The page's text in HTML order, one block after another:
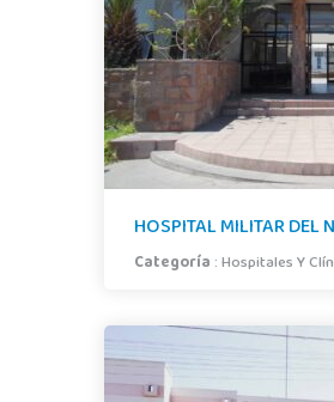
HOSPITAL MILITAR DEL
Categoría :Hospitales Y